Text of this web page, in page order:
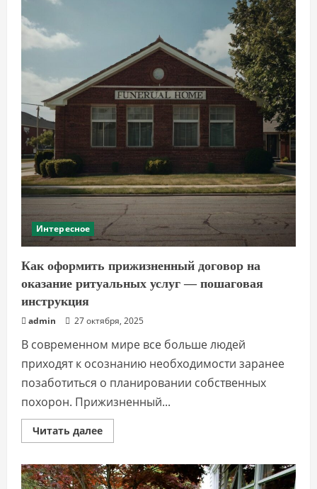
обратиться
помощью
Интересное
Как оформить прижизненный договор на
оказание ритуальных услуг — пошаговая
инструкция
admin 27 октября, 2025
В современном мире все больше людей
приходят к осознанию необходимости заранее
позаботиться о планировании собственных
похорон. Прижизненный...
Читать далееПрочитать
больше
оформить
прижизненный